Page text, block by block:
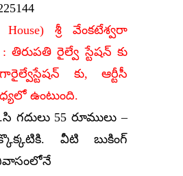
House) శ్రీ వేంకటేశ్వరా
రైల్వే స్టేషన్ కు
కు, ఆర్టీసీ
ఉంటుంది.
గదులు 55 రూములు –
వీటి బుకింగ్